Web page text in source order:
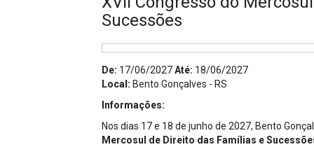
Alienação Parental
Sucessões
De: 17/06/2027Até: 18/06/2027
Local: Bento Gonçalves - RS
Informações:
Nos dias 17 e 18 de junho de 2027, Bento
Mercosul de Direito das Famílias e